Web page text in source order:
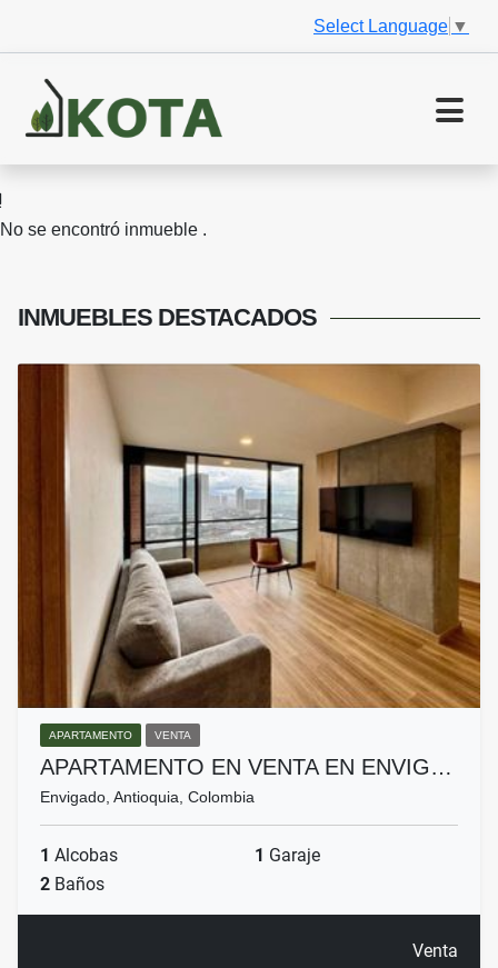
Select Language ▼
No se encontró inmueble .
INMUEBLES DESTACADOS
APARTAMENTO VENTA
APARTAMENTO EN VENTA EN ENVIG…
Envigado, Antioquia, Colombia
1 Alcobas 1 Garaje
2 Baños
Venta